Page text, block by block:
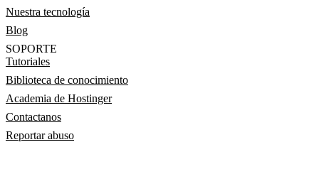
Nuestra tecnología
Blog
SOPORTE
Tutoriales
Biblioteca de conocimiento
Academia de Hostinger
Contactanos
Reportar abuso